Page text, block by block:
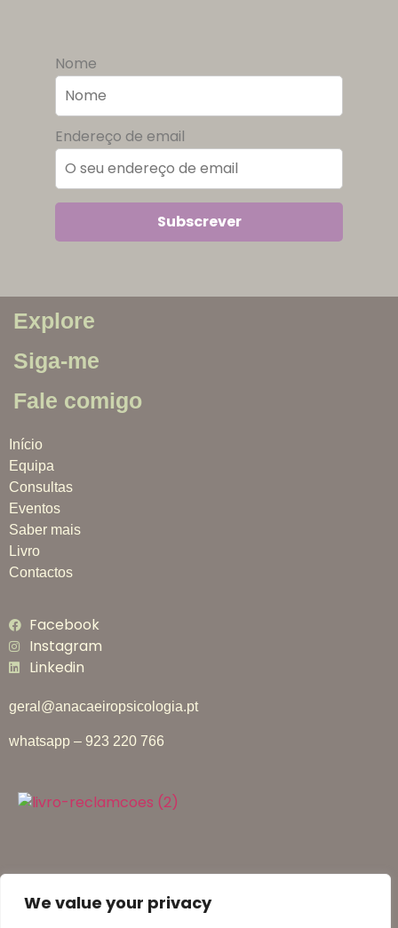
We value your privacy
Nome
Endereço de email
Explore
Siga-me
Fale comigo
Início
Equipa
Consultas
Eventos
Saber mais
Livro
Contactos
Facebook
Instagram
Linkedin
geral@anacaeiropsicologia.pt
whatsapp – 923 220 766
© Ana Caeiro Psicologia | 2026 | Todos os direitos reservados